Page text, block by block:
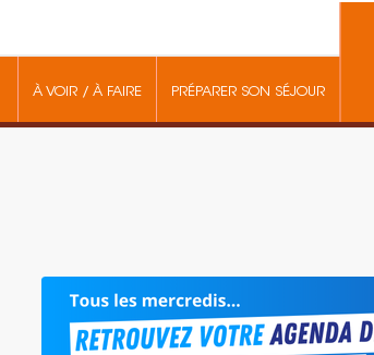
À VOIR / À FAIRE PRÉPARER SON SÉJOUR